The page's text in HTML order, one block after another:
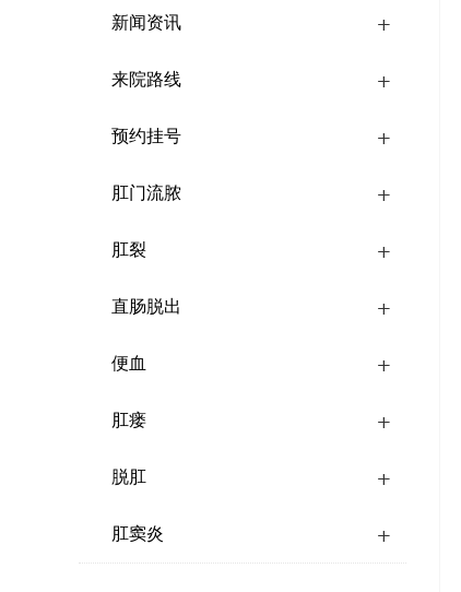
新闻资讯
来院路线
预约挂号
肛门流脓
肛裂
直肠脱出
便血
肛瘘
脱肛
肛窦炎